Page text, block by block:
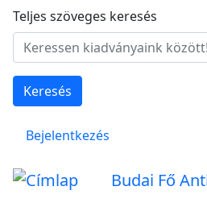
Ugrás a tartalomra
Teljes szöveges keresés
Keresés
Felhasználói fiók
Bejelentkezés
Budai Fő